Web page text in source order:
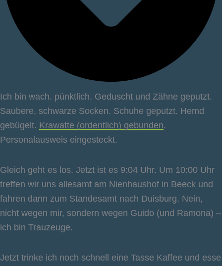
Ich bin wach. pünktlich. Geduscht und Zähne geputzt.
Saubere, schwarze Socken. Schuhe geputzt. Hemd
gebügelt. Krawatte (ordentlich) gebunden.
Personalausweis eingesteckt.
Gleich geht es los. Jetzt ist es 9:04 Uhr. Um 10:00 Uhr
treffen wir uns allesamt am Nienhaushof in Beeck und
fahren dann zum Standesamt nach Duisburg. Nein,
nicht wegen mir, sondern wegen Guido (und Ramona) –
ich bin Trauzeuge.
Jetzt trinke ich noch schnell eine Tasse Kaffee und esse